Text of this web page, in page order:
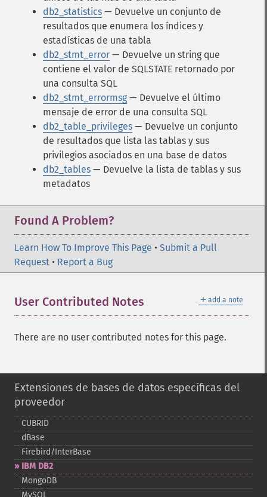
db2_statistics — Devuelve un conjunto de
resultados que enumera los índices y
estadísticas de una tabla
db2_stmt_error — Devuelve un string que
contiene el valor de SQLSTATE retornado por
una consulta SQL
db2_stmt_errormsg — Devuelve el último
mensaje de error de una consulta SQL
db2_table_privileges — Devuelve un conjunto
de resultados que lista las tablas y sus
privilegios asociados en una base de datos
db2_tables — Devuelve la lista de tablas y sus
metadatos
Found A Problem?
Learn How To Improve This Page • Submit a Pull
Request • Report a Bug
＋ add a note
User Contributed Notes
There are no user contributed notes for this page.
Extensiones de bases de datos específicas del
proveedor
CUBRID
dBase
Firebird/InterBase
IBM DB2
MongoDB
MySQL